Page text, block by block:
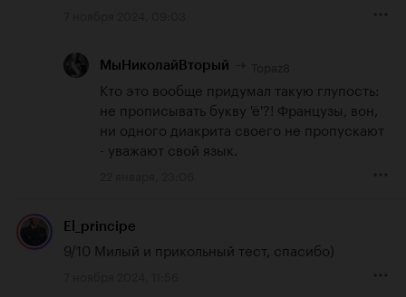
МыНиколайВторый
Кто это вообще придумал такую глупость:
не прописывать букву 'ё'?! Французы, вон,
ни одного диакрита своего не пропускают
- уважают свой язык.
El_principe
9/10 Милый и прикольный тест, спасибо)